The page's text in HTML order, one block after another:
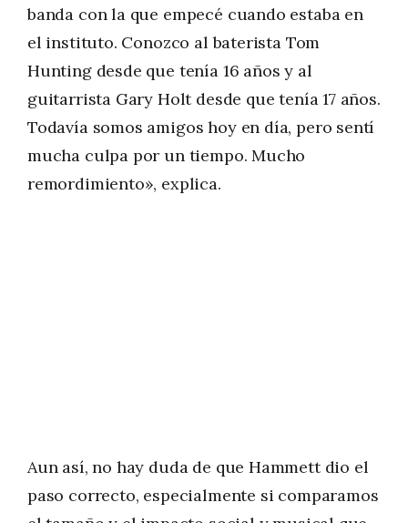
banda con la que empecé cuando estaba en
el instituto. Conozco al baterista Tom
Hunting desde que tenía 16 años y al
guitarrista Gary Holt desde que tenía 17 años.
Todavía somos amigos hoy en día, pero sentí
mucha culpa por un tiempo. Mucho
remordimiento», explica.
Aun así, no hay duda de que Hammett dio el
paso correcto, especialmente si comparamos